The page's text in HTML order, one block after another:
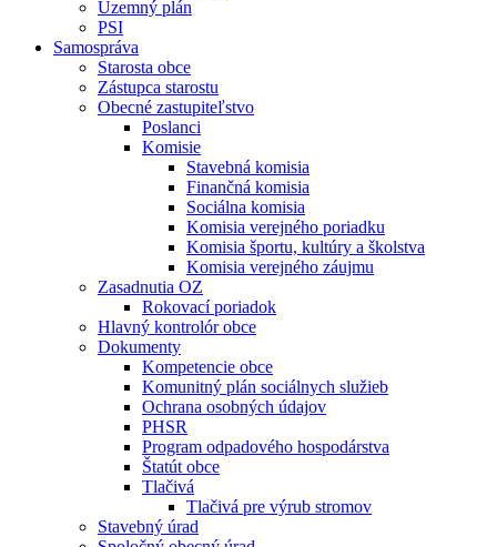
Územný plán
PSI
Samospráva
Starosta obce
Zástupca starostu
Obecné zastupiteľstvo
Poslanci
Komisie
Stavebná komisia
Finančná komisia
Sociálna komisia
Komisia verejného poriadku
Komisia športu, kultúry a školstva
Komisia verejného záujmu
Zasadnutia OZ
Rokovací poriadok
Hlavný kontrolór obce
Dokumenty
Kompetencie obce
Komunitný plán sociálnych služieb
Ochrana osobných údajov
PHSR
Program odpadového hospodárstva
Štatút obce
Tlačivá
Tlačivá pre výrub stromov
Stavebný úrad